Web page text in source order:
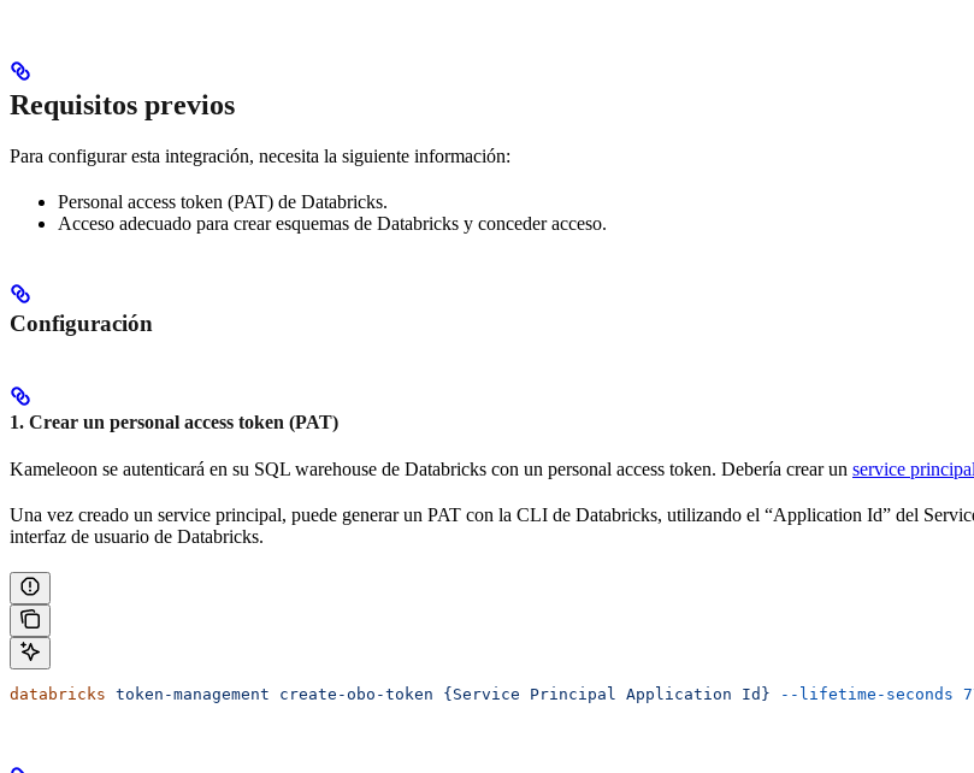
Requisitos previos
Para configurar esta integración, necesita la siguiente información:
Personal access token (PAT) de Databricks.
Acceso adecuado para crear esquemas de Databricks y conceder acceso.
Configuración
1. Crear un personal access token (PAT)
Kameleoon se autenticará en su SQL warehouse de Databricks con un personal access token. Debería crear un service principal
Una vez creado un service principal, puede generar un PAT con la CLI de Databricks, utilizando el “Application Id” del
interfaz de usuario de Databricks.
databricks token-management create-obo-token {Service Principal Application Id} --lifetime-seconds